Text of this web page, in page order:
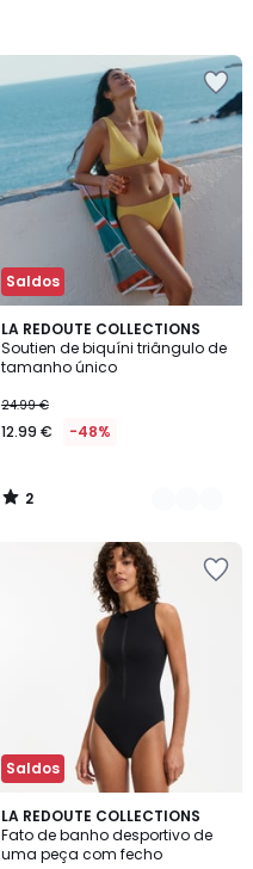
Saldos
LA REDOUTE COLLECTIONS
Soutien de biquíni triângulo de
tamanho único
24.99 €
12.99 € -48%
2
/
5
3
Cores
2
/
Saldos
LA REDOUTE COLLECTIONS
Fato de banho desportivo de
uma peça com fecho
5
/
5